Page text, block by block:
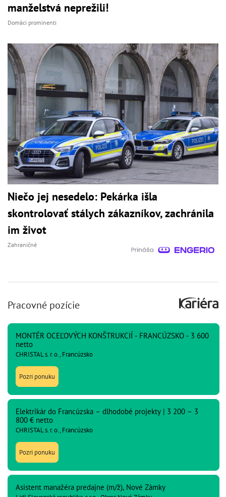
manželstvá neprežili!
Domáci prominenti
Niečo jej nesedelo: Pekárka išla
skontrolovať stálych zákazníkov, zachránila
im život
Zahraničné
Pracovné pozície
MONTÉR OCEĽOVÝCH KONŠTRUKCIÍ - FRANCÚZSKO - 3 600
netto
CHRISTAL s. r. o., Francúzsko
Pozri ponuku
Elektrikár do Francúzska – dlhodobé projekty | 3 200 – 3
800 € netto
CHRISTAL s. r. o., Francúzsko
Pozri ponuku
Asistent manažéra predajne (m/ž), Nové Zámky